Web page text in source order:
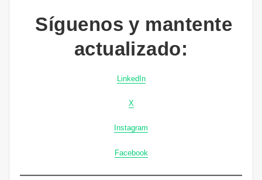
Síguenos y mantente
actualizado:
LinkedIn
X
Instagram
Facebook